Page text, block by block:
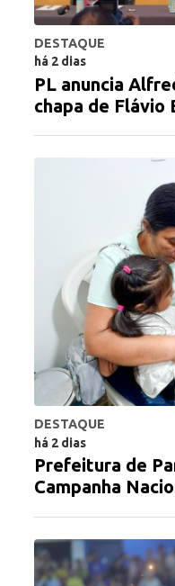
DESTAQUE
há 2 dias
PL anuncia
chapa de Flávio
DESTAQUE
há 2 dias
Prefeitura de
Campanha